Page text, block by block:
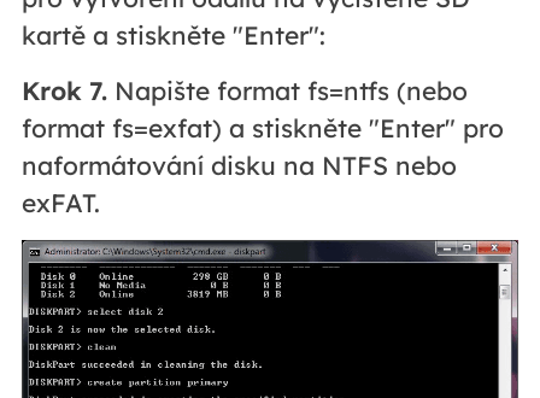
kartě a stiskněte "Enter":
Krok 7.Napište format fs=ntfs (nebo
format fs=exfat) a stiskněte "Enter" pro
naformátování disku na NTFS nebo
exFAT.